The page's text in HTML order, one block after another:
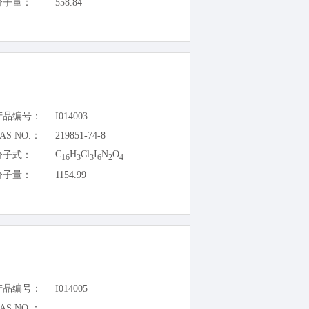
子量： 558.84
品编号：
I014003
NO.：
219851-74-8
子式：
C16H3Cl3I6N2O4
子量： 1154.99
品编号：
I014005